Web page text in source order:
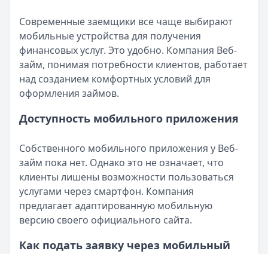
Современные заемщики все чаще выбирают
мобильные устройства для получения
финансовых услуг. Это удобно. Компания Веб-
займ, понимая потребности клиентов, работает
над созданием комфортных условий для
оформления займов.
Доступность мобильного приложения
Собственного мобильного приложения у Веб-
займ пока нет. Однако это не означает, что
клиенты лишены возможности пользоваться
услугами через смартфон. Компания
предлагает адаптированную мобильную
версию своего официального сайта.
Как подать заявку через мобильный